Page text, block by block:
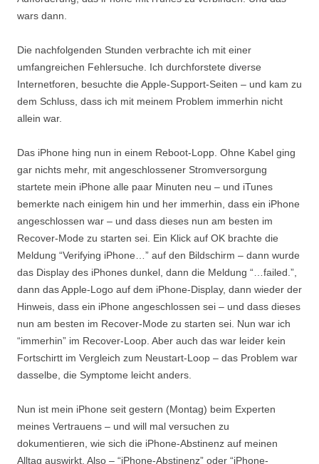
wars dann.
Die nachfolgenden Stunden verbrachte ich mit einer
umfangreichen Fehlersuche. Ich durchforstete diverse
Internetforen, besuchte die Apple-Support-Seiten – und kam zu
dem Schluss, dass ich mit meinem Problem immerhin nicht
allein war.
Das iPhone hing nun in einem Reboot-Lopp. Ohne Kabel ging
gar nichts mehr, mit angeschlossener Stromversorgung
startete mein iPhone alle paar Minuten neu – und iTunes
bemerkte nach einigem hin und her immerhin, dass ein iPhone
angeschlossen war – und dass dieses nun am besten im
Recover-Mode zu starten sei. Ein Klick auf OK brachte die
Meldung “Verifying iPhone…” auf den Bildschirm – dann wurde
das Display des iPhones dunkel, dann die Meldung “…failed.”,
dann das Apple-Logo auf dem iPhone-Display, dann wieder der
Hinweis, dass ein iPhone angeschlossen sei – und dass dieses
nun am besten im Recover-Mode zu starten sei. Nun war ich
“immerhin” im Recover-Loop. Aber auch das war leider kein
Fortschirtt im Vergleich zum Neustart-Loop – das Problem war
dasselbe, die Symptome leicht anders.
Nun ist mein iPhone seit gestern (Montag) beim Experten
meines Vertrauens – und will mal versuchen zu
dokumentieren, wie sich die iPhone-Abstinenz auf meinen
Alltag auswirkt. Also – “iPhone-Abstinenz” oder “iPhone-